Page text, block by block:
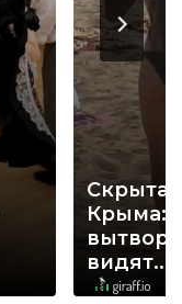
Крыма:
видят...